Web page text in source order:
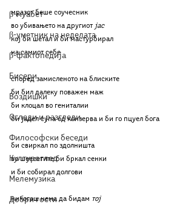
β-муабет
β-уметник на неделата
β-фактопедија
Бисери
Воздишки
Огледи и разгледи
Философски беседи
Културоглед
Мелемузика
Добри гости
мразот беше соучесник
во убивањето на другиот јас
кој би шетал и би мастурбирал
на самиот себе
според замисленото на блиските
би бил далеку поважен маж
би клоцал во гениталии
би јадел супа од конзерва и би го пцуел бога
би свиркал по здолништа
во шеесетите би бркал сенки
и би собирал долгови
никогаш нема да бидам тој